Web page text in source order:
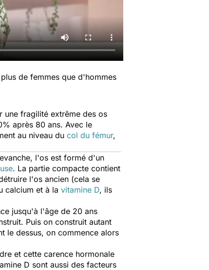
de femmes que d'hommes
une fragilité extrême des os
après 80 ans. Avec le
au niveau du col du fémur,
l'os est formé d'un
. La partie compacte contient
l'os ancien (cela se
calcium et à la vitamine D, ils
jusqu'à l'âge de 20 ans
Puis on construit autant
le dessus, on commence alors
et cette carence hormonale
D sont aussi des facteurs